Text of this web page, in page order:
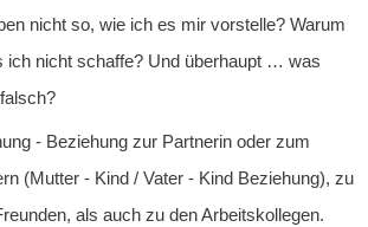
nicht so, wie ich es mir vorstelle? Warum
ich nicht schaffe? Und überhaupt … was
- Beziehung zur Partnerin oder zum
(Mutter - Kind / Vater - Kind Beziehung), zu
als auch zu den Arbeitskollegen.